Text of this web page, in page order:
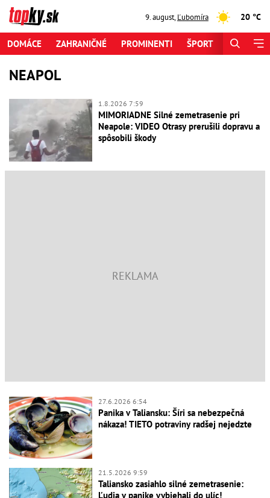
9. august,Ľubomíra 20 °C
DOMÁCE ZAHRANIČNÉ PROMINENTI ŠPORT
NEAPOL
1.8.2026 7:59
MIMORIADNE Silné zemetrasenie pri
Neapole: VIDEO Otrasy prerušili dopravu a
spôsobili škody
27.6.2026 6:54
Panika v Taliansku: Šíri sa nebezpečná
nákaza! TIETO potraviny radšej nejedzte
21.5.2026 9:59
Taliansko zasiahlo silné zemetrasenie:
Ľudia v panike vybiehali do ulíc!